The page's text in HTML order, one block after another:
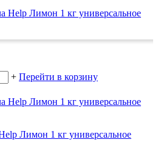
+ Перейти в корзину
Лимон 1 кг универсальное